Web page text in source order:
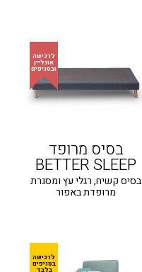
בסיס מרופד
BETTER SLEEP
בסיס קשיח, רגלי עץ ומסגרת
מרופדת באפור